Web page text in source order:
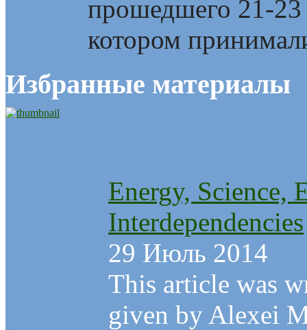
прошедшего 21-23
котором
Избранные материалы
Energy, Science,
Interdependencies
29 Июль 2014
This article was
given by Alexei